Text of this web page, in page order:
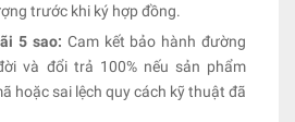
trước khi ký hợp đồng.
5 sao: Cam kết bảo hành đường
và đổi trả 100% nếu sản phẩm
hoặc sai lệch quy cách kỹ thuật đã